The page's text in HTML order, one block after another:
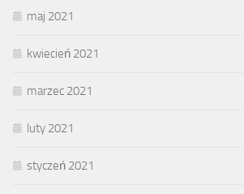
maj 2021
kwiecień 2021
marzec 2021
luty 2021
styczeń 2021